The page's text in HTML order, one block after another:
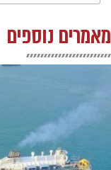
מאמרים נוספים